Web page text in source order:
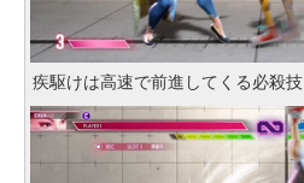
疾駆けは高速で前進してくる必殺技